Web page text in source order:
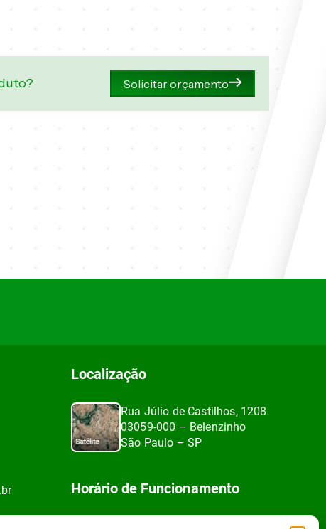
Solicitar orçamento
Localização
Rua Júlio de Castilhos, 1208
03059-000 – Belenzinho
São Paulo – SP
Horário de Funcionamento